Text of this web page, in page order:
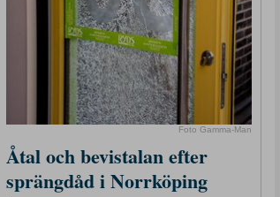
Foto Gamma-Man
Åtal och bevistalan efter
sprängdåd i Norrköping